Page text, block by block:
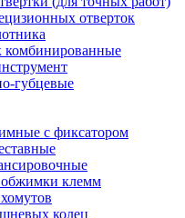
отверток
комбинированные
губцевые
с фиксатором
клемм
колец